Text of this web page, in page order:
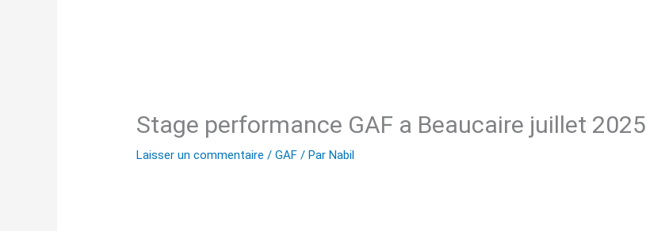
Stage performance GAF a Beaucaire juillet 2025
Laisser un commentaire /GAF / ParNabil